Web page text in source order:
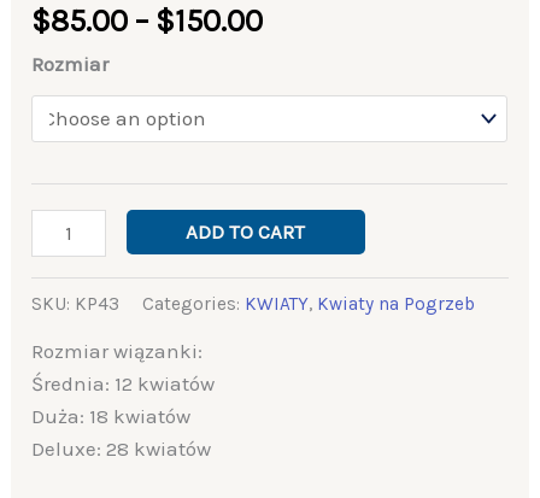
$85.00 – $150.00
Rozmiar
ADD TO CART
SKU: KP43 Categories: KWIATY, Kwiaty na Pogrzeb
Rozmiar wiązanki:
Średnia: 12 kwiatów
Duża: 18 kwiatów
Deluxe: 28 kwiatów